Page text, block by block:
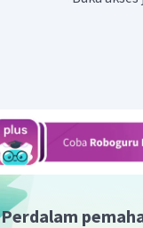
Perdalam